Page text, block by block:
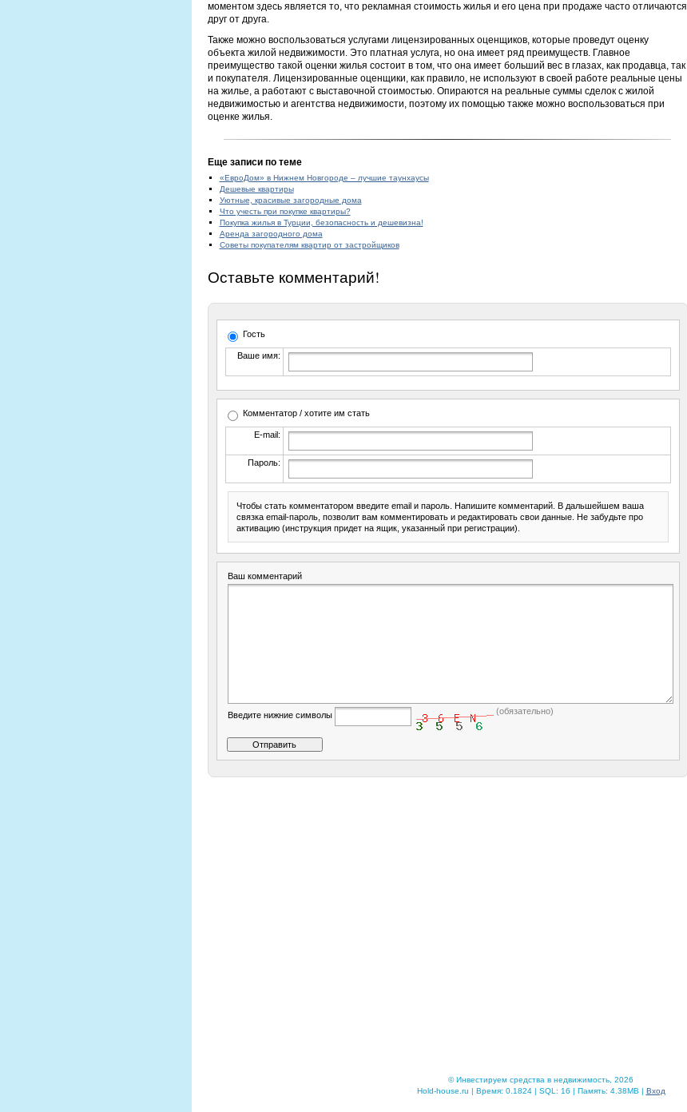
моментом здесь является то, что рекламная стоимость жилья и его цена при продаже часто отличаются
друг от друга.
Также можно воспользоваться услугами лицензированных оценщиков, которые проведут оценку
объекта жилой недвижимости. Это платная услуга, но она имеет ряд преимуществ. Главное
преимущество такой оценки жилья состоит в том, что она имеет больший вес в глазах, как продавца, так
и покупателя. Лицензированные оценщики, как правило, не используют в своей работе реальные цены
на жилье, а работают с выставочной стоимостью. Опираются на реальные суммы сделок с жилой
недвижимостью и агентства недвижимости, поэтому их помощью также можно воспользоваться при
оценке жилья.
Еще записи по теме
«ЕвроДом» в Нижнем Новгороде – лучшие таунхаусы
Дешевые квартиры
Уютные, красивые загородные дома
Что учесть при покупке квартиры?
Покупка жилья в Турции, безопасность и дешевизна!
Аренда загородного дома
Советы покупателям квартир от застройщиков
Оставьте комментарий!
Гость
Ваше имя:
Комментатор / хотите им стать
E-mail:
Пароль:
Чтобы стать комментатором введите email и пароль. Напишите комментарий. В дальшейшем ваша
связка email-пароль, позволит вам комментировать и редактировать свои данные. Не забудьте про
активацию (инструкция придет на ящик, указанный при регистрации).
Ваш комментарий
Введите нижние символы (обязательно)
© Инвестируем средства в недвижимость, 2026
Hold-house.ru | Время: 0.1824 | SQL: 16 | Память: 4.38MB | Вход